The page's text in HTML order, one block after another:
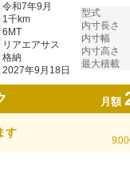
令和7年9月
1千km
6MT
リアエアサス
格納
2027年9月18日
型式
内寸長さ
内寸幅
内寸高さ
最大積載
月額
す